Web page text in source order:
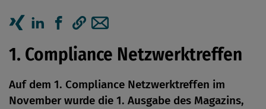
Seiteninhalt
Artikel auf Xing teilen
Artikel auf linkedIn teilen
Artikel auf Facebook teilen
Artikellink kopieren
1. Compliance Netzwerktreffen
Auf dem 1. Compliance Netzwerktreffen im
November wurde die 1. Ausgabe des Magazins,